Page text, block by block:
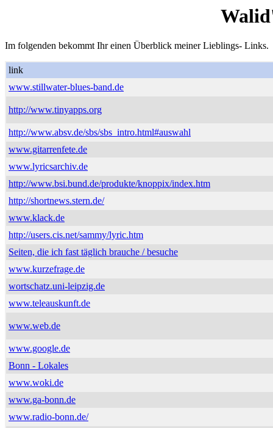
Im folgenden bekommt Ihr einen Überblick meiner Lieblings- Links.
link
www.stillwater-blues-band.de
http://www.tinyapps.org
http://www.absv.de/sbs/sbs_intro.html#auswahl
www.gitarrenfete.de
www.lyricsarchiv.de
http://www.bsi.bund.de/produkte/knoppix/index.htm
http://shortnews.stern.de/
www.klack.de
http://users.cis.net/sammy/lyric.htm
Seiten, die ich fast täglich brauche / besuche
www.kurzefrage.de
wortschatz.uni-leipzig.de
www.teleauskunft.de
www.web.de
www.google.de
Bonn - Lokales
www.woki.de
www.ga-bonn.de
www.radio-bonn.de/